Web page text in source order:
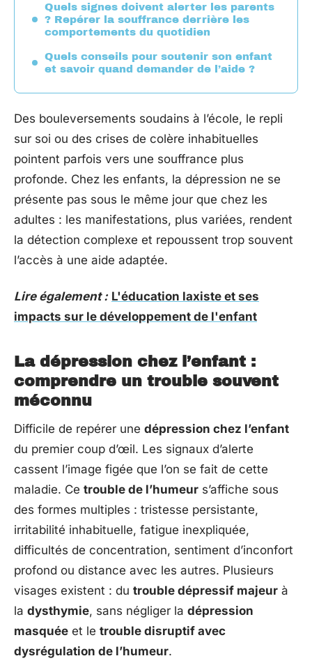
Quels signes doivent alerter les parents
? Repérer la souffrance derrière les
comportements du quotidien
Quels conseils pour soutenir son enfant
et savoir quand demander de l’aide ?
Des bouleversements soudains à l’école, le repli
sur soi ou des crises de colère inhabituelles
pointent parfois vers une souffrance plus
profonde. Chez les enfants, la dépression ne se
présente pas sous le même jour que chez les
adultes : les manifestations, plus variées, rendent
la détection complexe et repoussent trop souvent
l’accès à une aide adaptée.
Lire également : L'éducation laxiste et ses
impacts sur le développement de l'enfant
La dépression chez l’enfant :
comprendre un trouble souvent
méconnu
Difficile de repérer une dépression chez l’enfant
du premier coup d’œil. Les signaux d’alerte
cassent l’image figée que l’on se fait de cette
maladie. Ce trouble de l’humeur s’affiche sous
des formes multiples : tristesse persistante,
irritabilité inhabituelle, fatigue inexpliquée,
difficultés de concentration, sentiment d’inconfort
profond ou distance avec les autres. Plusieurs
visages existent : du trouble dépressif majeur à
la dysthymie, sans négliger la dépression
masquée et le trouble disruptif avec
dysrégulation de l’humeur.